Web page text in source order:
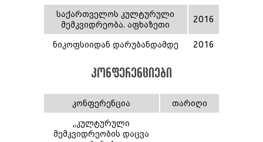
საქართველოს კულტურული
მემკვიდრეობა. აფხაზეთი
2016
ნიკოფსიიდან დარუბანდამდე 2016
კონფერენციები
კონფერენცია
თარიღი
,,კულტურული
მემკვიდრეობის დაცვა